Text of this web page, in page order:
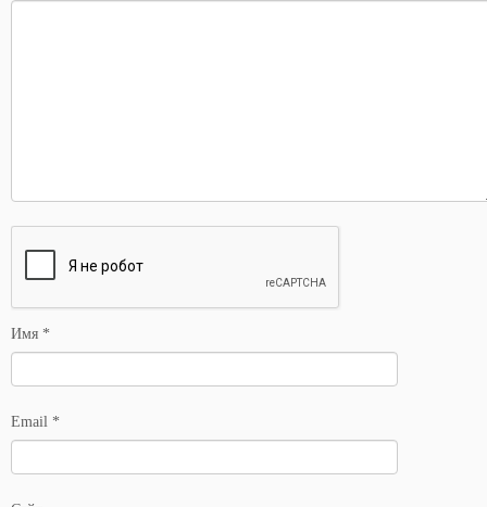
Имя *
Email *